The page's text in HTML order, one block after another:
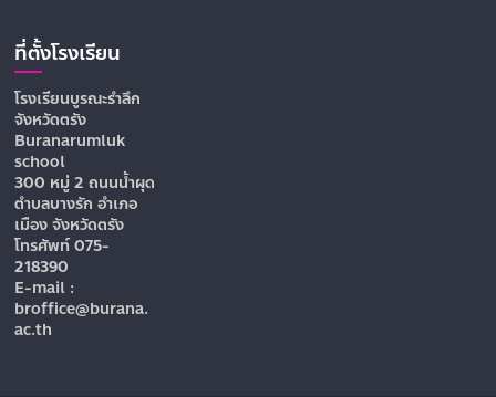
ที่ตั้งโรงเรียน
โรงเรียนบูรณะรำลึก
จังหวัดตรัง
Buranarumluk
school
300 หมู่ 2 ถนนน้ำผุด
ตำบลบางรัก อำเภอ
เมือง จังหวัดตรัง
โทรศัพท์ 075-
218390
E-mail :
broffice@burana.
ac.th